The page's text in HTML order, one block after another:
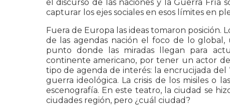
el discurso de las naciones y la Guerra
capturar los ejes sociales en esos límites en
Fuera de Europa las ideas tomaron posición.
de las agendas nación el foco de lo
punto donde las miradas llegan para
continente americano, por tener un actor
tipo de agenda de interés: la encrucijada del
guerra ideológica. La crisis de los misiles o
escenografía. En este teatro, la ciudad se
ciudades región, pero ¿cuál ciudad?